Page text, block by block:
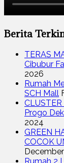
Berita
TERAS
Cibubur
2026
Rumah
SCH Mall
Progo
2024
GREEN
COCOK